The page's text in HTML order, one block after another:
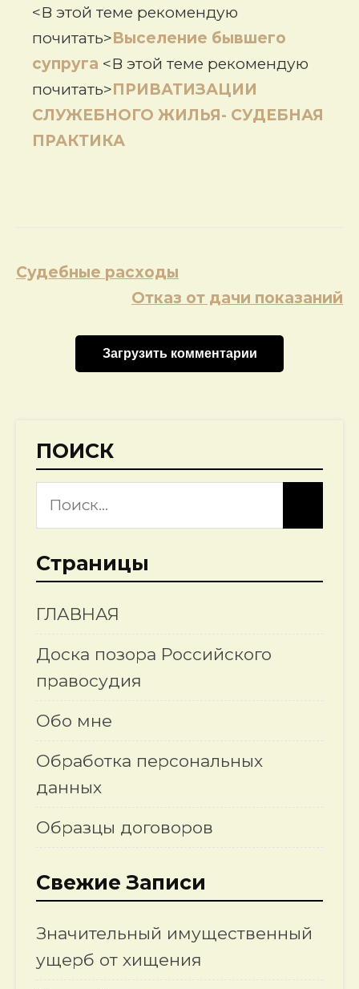
<В этой теме рекомендую
почитать>Выселение бывшего
супруга <В этой теме рекомендую
почитать>ПРИВАТИЗАЦИИ
СЛУЖЕБНОГО ЖИЛЬЯ- СУДЕБНАЯ
ПРАКТИКА
Навигация
Судебные расходы
Отказ от дачи показаний
Загрузить комментарии
ПОИСК
Страницы
ГЛАВНАЯ
Доска позора Российского
правосудия
Обо мне
Обработка персональных
данных
Образцы договоров
Свежие Записи
Значительный имущественный
ущерб от хищения